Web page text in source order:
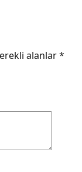
alanlar*